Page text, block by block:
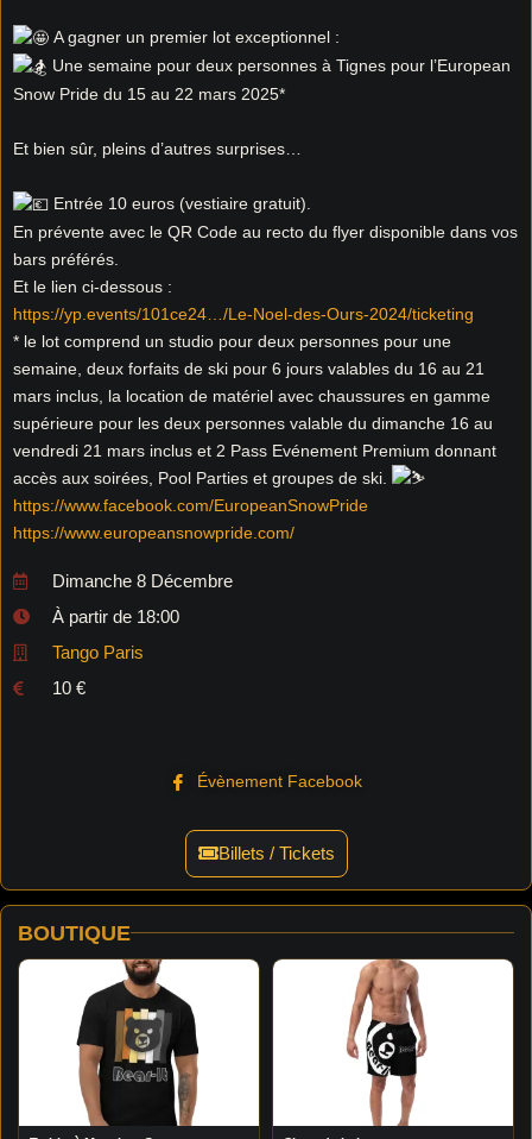
A gagner un premier lot exceptionnel :
Une semaine pour deux personnes à Tignes pour l’European
Snow Pride du 15 au 22 mars 2025*
Et bien sûr, pleins d’autres surprises…
Entrée 10 euros (vestiaire gratuit).
En prévente avec le QR Code au recto du flyer disponible dans vos
bars préférés.
Et le lien ci-dessous :
https://yp.events/101ce24…/Le-Noel-des-Ours-2024/ticketing
* le lot comprend un studio pour deux personnes pour une
semaine, deux forfaits de ski pour 6 jours valables du 16 au 21
mars inclus, la location de matériel avec chaussures en gamme
supérieure pour les deux personnes valable du dimanche 16 au
vendredi 21 mars inclus et 2 Pass Evénement Premium donnant
accès aux soirées, Pool Parties et groupes de ski.
https://www.facebook.com/EuropeanSnowPride
https://www.europeansnowpride.com/
Dimanche 8 Décembre
À partir de 18:00
Tango Paris
10 €
Évènement Facebook
Billets / Tickets
BOUTIQUE